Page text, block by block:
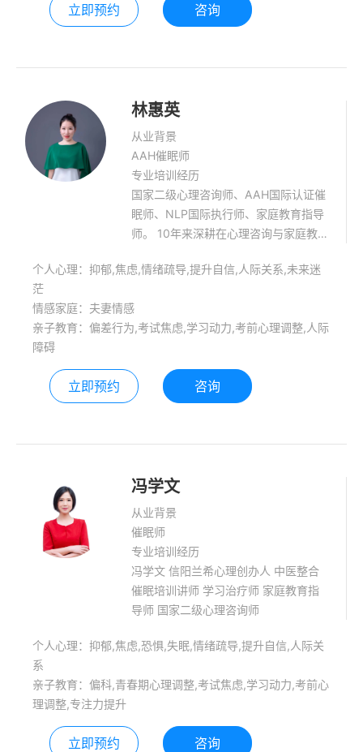
立即预约 咨询
林惠英
从业背景
AAH催眠师
专业培训经历
国家二级心理咨询师、AAH国际认证催
眠师、NLP国际执行师、家庭教育指导
师。 10年来深耕在心理咨询与家庭教育
康、家庭教育讲座近400场。 以传播家
家庭教育、心理健康的传播，以唤醒亿
万家庭为方向，持续行走在路上的践行
个人心理：抑郁,焦虑,情绪疏导,提升自信,人际关系,未来迷
茫
情感家庭：夫妻情感
亲子教育：偏差行为,考试焦虑,学习动力,考前心理调整,人际
障碍
立即预约 咨询
冯学文
从业背景
催眠师
专业培训经历
冯学文 信阳兰希心理创办人 中医整合
催眠培训讲师 学习治疗师 家庭教育指
导师 国家二级心理咨询师
个人心理：抑郁,焦虑,恐惧,失眠,情绪疏导,提升自信,人际关
系
亲子教育：偏科,青春期心理调整,考试焦虑,学习动力,考前心
理调整,专注力提升
立即预约 咨询